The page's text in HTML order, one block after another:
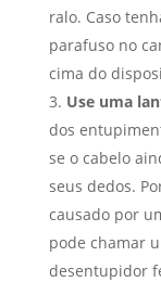
ralo. Caso
parafuso no
cima do
Use uma
dos
se o cabelo
seus dedos.
causado por
pode chamar
desentupidor